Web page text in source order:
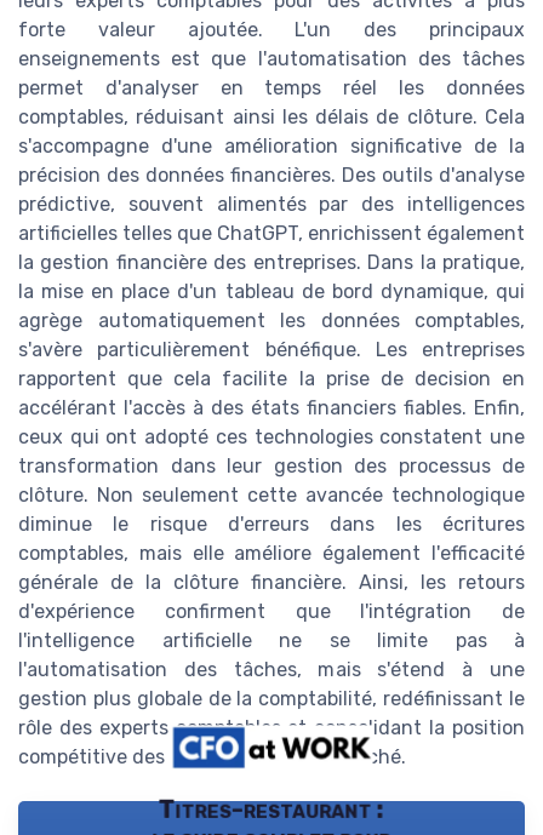
forte valeur ajoutée. L'un des principaux
enseignements est que l'automatisation des tâches
permet d'analyser en temps réel les données
comptables, réduisant ainsi les délais de clôture. Cela
s'accompagne d'une amélioration significative de la
précision des données financières. Des outils d'analyse
prédictive, souvent alimentés par des intelligences
artificielles telles que ChatGPT, enrichissent également
la gestion financière des entreprises. Dans la pratique,
la mise en place d'un tableau de bord dynamique, qui
agrège automatiquement les données comptables,
s'avère particulièrement bénéfique. Les entreprises
rapportent que cela facilite la prise de decision en
accélérant l'accès à des états financiers fiables. Enfin,
ceux qui ont adopté ces technologies constatent une
transformation dans leur gestion des processus de
clôture. Non seulement cette avancée technologique
diminue le risque d'erreurs dans les écritures
comptables, mais elle améliore également l'efficacité
générale de la clôture financière. Ainsi, les retours
d'expérience confirment que l'intégration de
l'intelligence artificielle ne se limite pas à
l'automatisation des tâches, mais s'étend à une
gestion plus globale de la comptabilité, redéfinissant le
rôle des experts comptables et consolidant la position
compétitive des entreprises sur le marché.
Titres-restaurant :